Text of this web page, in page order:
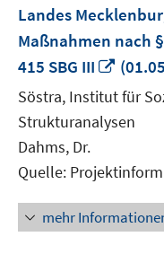
Landes
Maßnahmen nach
415 SBG III
In
neuem
öffnen
Söstra, Institut für
Strukturanalysen
Dahms, Dr.
Quelle:
mehr